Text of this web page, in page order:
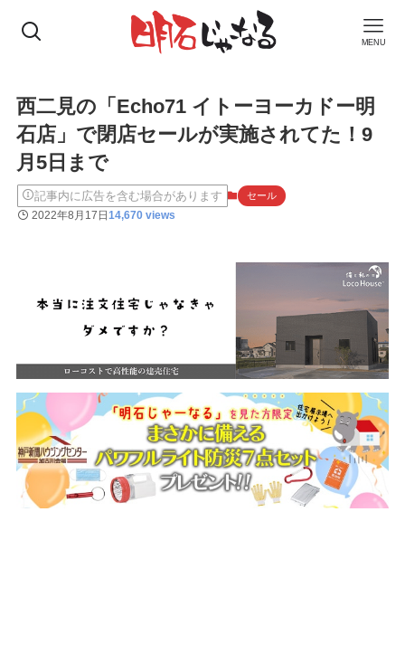
MENU
西二見の「Echo71 イトーヨーカドー明
石店」で閉店セールが実施されてた！9
月5日まで
記事内に広告を含む場合があります セール
2022年8月17日14,670 views